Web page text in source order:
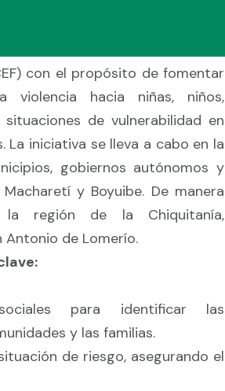
con el propósito de fomentar
hacia niñas, niños,
de vulnerabilidad en
La iniciativa se lleva a cabo en la
gobiernos autónomos y
y Boyuibe. De manera
región de la Chiquitanía,
Antonio de Lomerío.
para identificar las
y las familias.
de riesgo, asegurando el